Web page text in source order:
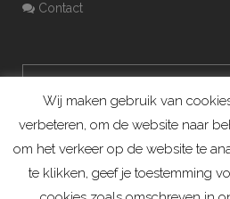
Contact
Wij maken gebruik van
verbeteren, om de website naar
om het verkeer op de website te
te klikken, geef je toestemming